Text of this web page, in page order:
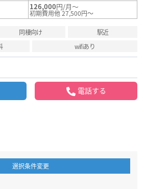
126,000円/月～
初期費用他 27,500円～
同棲向け
駅近
wifiあり
電話する
選択条件変更